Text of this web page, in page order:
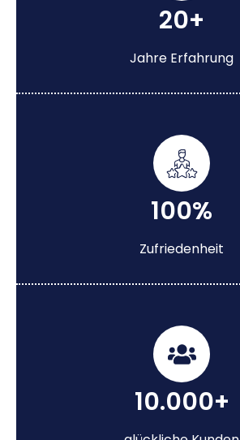
20+
Jahre Erfahrung
100%
Zufriedenheit
10.000+